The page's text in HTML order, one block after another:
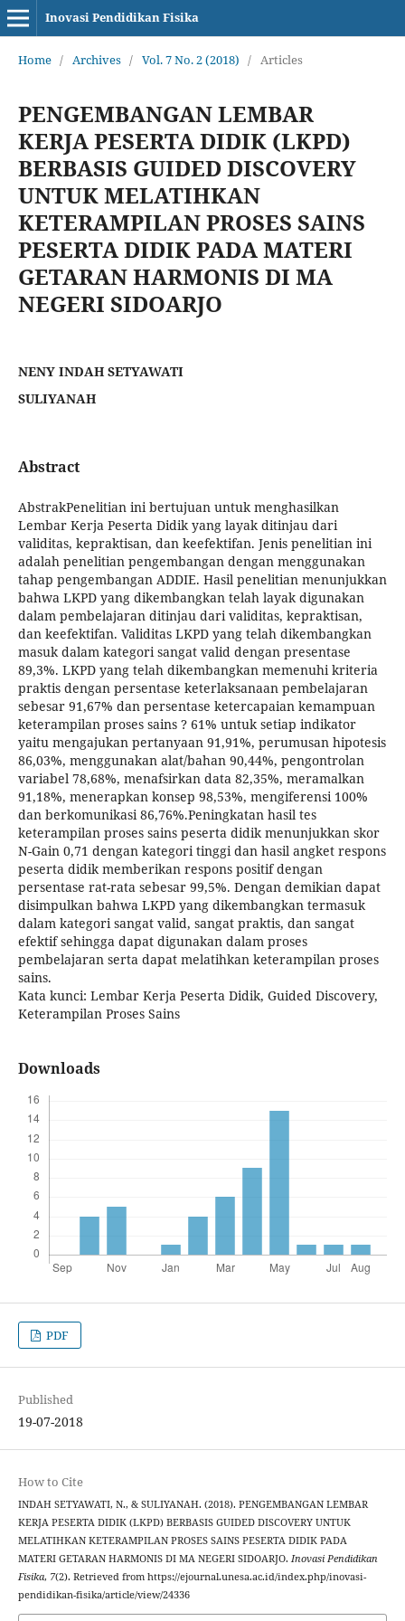
Inovasi Pendidikan Fisika
Home / Archives / Vol. 7 No. 2 (2018) / Articles
PENGEMBANGAN LEMBAR
KERJA PESERTA DIDIK (LKPD)
BERBASIS GUIDED DISCOVERY
UNTUK MELATIHKAN
KETERAMPILAN PROSES SAINS
PESERTA DIDIK PADA MATERI
GETARAN HARMONIS DI MA
NEGERI SIDOARJO
NENY INDAH SETYAWATI
SULIYANAH
Abstract
AbstrakPenelitian ini bertujuan untuk menghasilkan
Lembar Kerja Peserta Didik yang layak ditinjau dari
validitas, kepraktisan, dan keefektifan. Jenis penelitian ini
adalah penelitian pengembangan dengan menggunakan
tahap pengembangan ADDIE. Hasil penelitian menunjukkan
bahwa LKPD yang dikembangkan telah layak digunakan
dalam pembelajaran ditinjau dari validitas, kepraktisan,
dan keefektifan. Validitas LKPD yang telah dikembangkan
masuk dalam kategori sangat valid dengan presentase
89,3%. LKPD yang telah dikembangkan memenuhi kriteria
praktis dengan persentase keterlaksanaan pembelajaran
sebesar 91,67% dan persentase ketercapaian kemampuan
keterampilan proses sains ? 61% untuk setiap indikator
yaitu mengajukan pertanyaan 91,91%, perumusan hipotesis
86,03%, menggunakan alat/bahan 90,44%, pengontrolan
variabel 78,68%, menafsirkan data 82,35%, meramalkan
91,18%, menerapkan konsep 98,53%, mengiferensi 100%
dan berkomunikasi 86,76%.Peningkatan hasil tes
keterampilan proses sains peserta didik menunjukkan skor
N-Gain 0,71 dengan kategori tinggi dan hasil angket respons
peserta didik memberikan respons positif dengan
persentase rat-rata sebesar 99,5%. Dengan demikian dapat
disimpulkan bahwa LKPD yang dikembangkan termasuk
dalam kategori sangat valid, sangat praktis, dan sangat
efektif sehingga dapat digunakan dalam proses
pembelajaran serta dapat melatihkan keterampilan proses
sains.
Kata kunci: Lembar Kerja Peserta Didik, Guided Discovery,
Keterampilan Proses Sains
Downloads
PDF
Published
19-07-2018
How to Cite
INDAH SETYAWATI, N., & SULIYANAH. (2018). PENGEMBANGAN LEMBAR
KERJA PESERTA DIDIK (LKPD) BERBASIS GUIDED DISCOVERY UNTUK
MELATIHKAN KETERAMPILAN PROSES SAINS PESERTA DIDIK PADA
MATERI GETARAN HARMONIS DI MA NEGERI SIDOARJO. Inovasi Pendidikan
Fisika, 7(2). Retrieved from https://ejournal.unesa.ac.id/index.php/inovasi-
pendidikan-fisika/article/view/24336